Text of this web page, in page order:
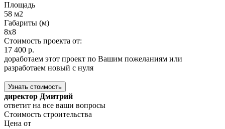
Площадь
58 м2
Габариты (м)
8x8
Стоимость проекта от:
17 400 р.
доработаем этот проект по Вашим пожеланиям или
разработаем новый с нуля
Узнать стоимость
директор Дмитрий
ответит на все ваши вопросы
Стоимость строительства
Цена от